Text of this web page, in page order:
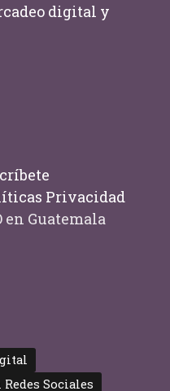
digital y
Privacidad
en Guatemala
Sociales